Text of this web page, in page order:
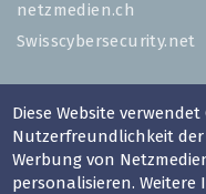
netzmedien.ch
Swisscybersecurity.net
Impressum
AGB
Diese Website
Nutzerfreundlichkeit der
Werbung von
personalisieren. Weitere